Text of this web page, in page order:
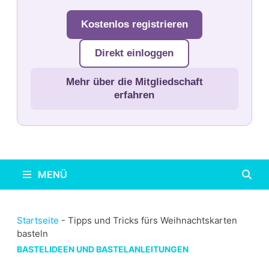
Kostenlos registrieren
Direkt einloggen
Mehr über die Mitgliedschaft
erfahren
MENÜ
Startseite - Tipps und Tricks fürs Weihnachtskarten
basteln
BASTELIDEEN UND BASTELANLEITUNGEN